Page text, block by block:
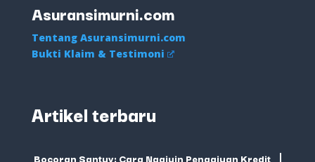
Asuransimurni.com
Tentang Asuransimurni.com
Bukti Klaim & Testimoni
Artikel terbaru
Bocoran Santuy: Cara Ngajuin Pengajuan Kredit